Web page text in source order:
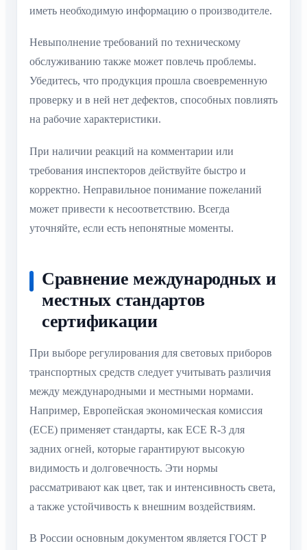
иметь необходимую информацию о производителе.
Невыполнение требований по техническому
обслуживанию также может повлечь проблемы.
Убедитесь, что продукция прошла своевременную
проверку и в ней нет дефектов, способных повлиять
на рабочие характеристики.
При наличии реакций на комментарии или
требования инспекторов действуйте быстро и
корректно. Неправильное понимание пожеланий
может привести к несоответствию. Всегда
уточняйте, если есть непонятные моменты.
Сравнение международных и
местных стандартов
сертификации
При выборе регулирования для световых приборов
транспортных средств следует учитывать различия
между международными и местными нормами.
Например, Европейская экономическая комиссия
(ECE) применяет стандарты, как ECE R-3 для
задних огней, которые гарантируют высокую
видимость и долговечность. Эти нормы
рассматривают как цвет, так и интенсивность света,
а также устойчивость к внешним воздействиям.
В России основным документом является ГОСТ Р